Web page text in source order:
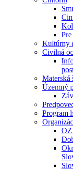
Kultúrny
Civilná
Materská
Územný
Program
OZ